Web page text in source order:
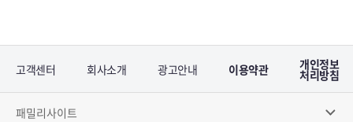
고객센터 회사소개 광고안내 이용약관 개인정보
처리방침
패밀리사이트